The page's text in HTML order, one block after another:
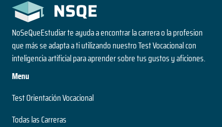
NoSeQueEstudiar te ayuda a encontrar la carrera o la profesion
que más se adapta a ti utilizando nuestro Test Vocacional con
inteligencia artificial para aprender sobre tus gustos y aficiones.
Menu
Test Orientación Vocacional
Todas las Carreras